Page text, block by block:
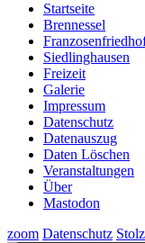
Startseite
Brennessel
Siedlinghausen
Freizeit
Galerie
Impressum
Datenschutz
Datenauszug
Daten Löschen
Veranstaltungen
Über
Mastodon
zoom Datenschutz